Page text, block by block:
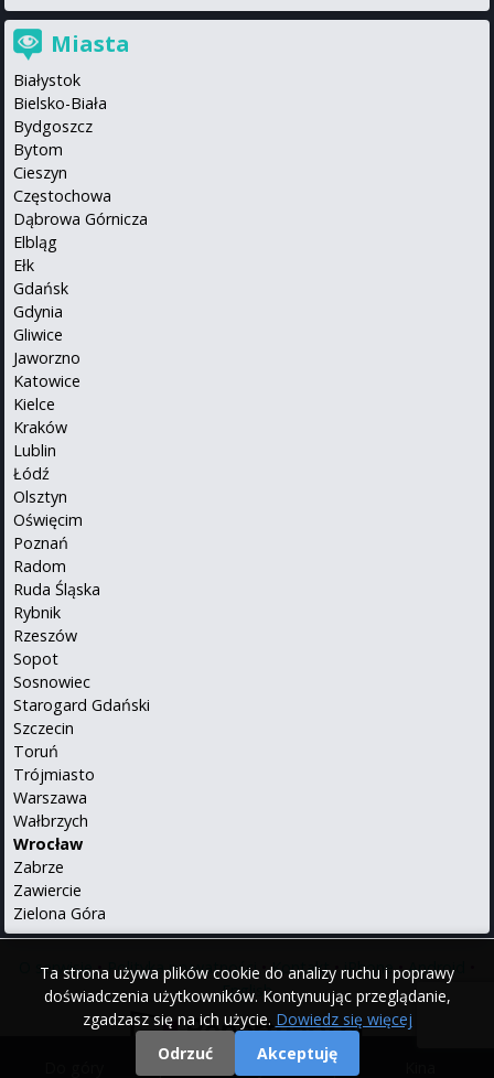
Ta strona używa plików cookie do analizy ruchu i poprawy
doświadczenia użytkowników. Kontynuując przeglądanie,
zgadzasz się na ich użycie. Dowiedz się więcej
Odrzuć
Akceptuję
Miasta
Białystok
Bielsko-Biała
Bydgoszcz
Bytom
Cieszyn
Częstochowa
Dąbrowa Górnicza
Elbląg
Ełk
Gdańsk
Gdynia
Gliwice
Jaworzno
Katowice
Kielce
Kraków
Lublin
Łódź
Olsztyn
Oświęcim
Poznań
Radom
Ruda Śląska
Rybnik
Rzeszów
Sopot
Sosnowiec
Starogard Gdański
Szczecin
Toruń
Trójmiasto
Warszawa
Wałbrzych
Wrocław
Zabrze
Zawiercie
Zielona Góra
|
O serwisie•Polityka prywatności•Kontakt•iPhone•Android
English
© 2000 - 2026 Repertuary.pl